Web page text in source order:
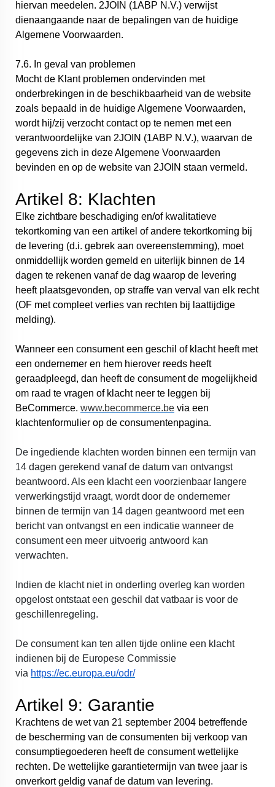
hiervan meedelen. 2JOIN (1ABP N.V.) verwijst
dienaangaande naar de bepalingen van de huidige
Algemene Voorwaarden.
7.6. In geval van problemen
Mocht de Klant problemen ondervinden met
onderbrekingen in de beschikbaarheid van de website
zoals bepaald in de huidige Algemene Voorwaarden,
wordt hij/zij verzocht contact op te nemen met een
verantwoordelijke van 2JOIN (1ABP N.V.), waarvan de
gegevens zich in deze Algemene Voorwaarden
bevinden en op de website van 2JOIN staan vermeld.
Artikel 8: Klachten
Elke zichtbare beschadiging en/of kwalitatieve
tekortkoming van een artikel of andere tekortkoming bij
de levering (d.i. gebrek aan overeenstemming), moet
onmiddellijk worden gemeld en uiterlijk binnen de 14
dagen te rekenen vanaf de dag waarop de levering
heeft plaatsgevonden, op straffe van verval van elk recht
(OF met compleet verlies van rechten bij laattijdige
melding).
Wanneer een consument een geschil of klacht heeft met
een ondernemer en hem hierover reeds heeft
geraadpleegd, dan heeft de consument de mogelijkheid
om raad te vragen of klacht neer te leggen bij
BeCommerce. www.becommerce.be via een
klachtenformulier op de consumentenpagina.
De ingediende klachten worden binnen een termijn van
14 dagen gerekend vanaf de datum van ontvangst
beantwoord. Als een klacht een voorzienbaar langere
verwerkingstijd vraagt, wordt door de ondernemer
binnen de termijn van 14 dagen geantwoord met een
bericht van ontvangst en een indicatie wanneer de
consument een meer uitvoerig antwoord kan
verwachten.
Indien de klacht niet in onderling overleg kan worden
opgelost ontstaat een geschil dat vatbaar is voor de
geschillenregeling.
De consument kan ten allen tijde online een klacht
indienen bij de Europese Commissie
via https://ec.europa.eu/odr/
Artikel 9: Garantie
Krachtens de wet van 21 september 2004 betreffende
de bescherming van de consumenten bij verkoop van
consumptiegoederen heeft de consument wettelijke
rechten. De wettelijke garantietermijn van twee jaar is
onverkort geldig vanaf de datum van levering.